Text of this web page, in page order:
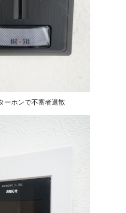
ーホンで不審者退散